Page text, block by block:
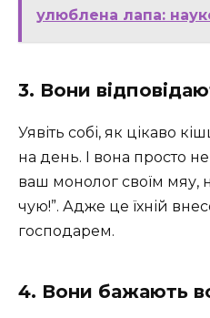
улюблена лапа:
3. Вони
Уявіть собі, як цікаво
на день. І вона просто
ваш монолог своїм мяу,
чую!”. Адже це їхній
господарем.
4. Вони бажають